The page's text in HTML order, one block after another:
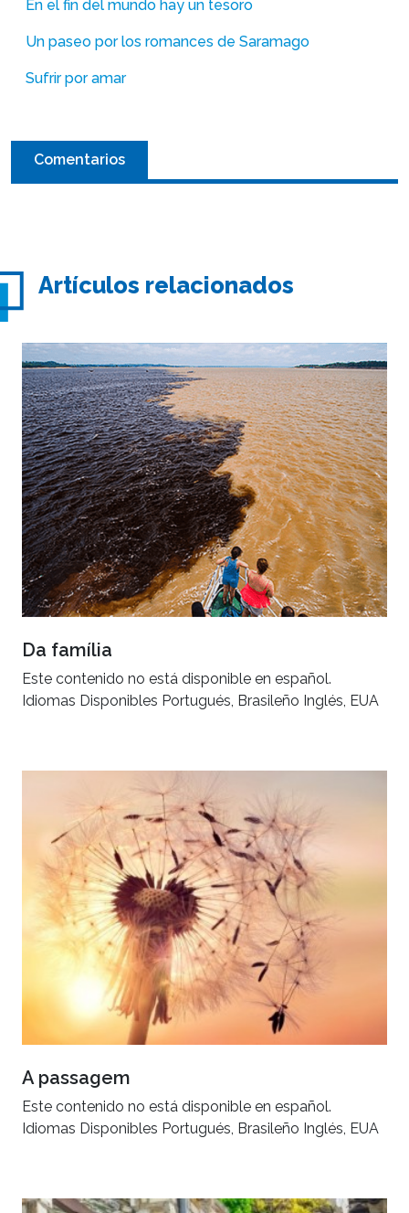
En el fin del mundo hay un tesoro
Un paseo por los romances de Saramago
Sufrir por amar
Comentarios
Artículos relacionados
Da família
Este contenido no está disponible en español.
Idiomas Disponibles Portugués, Brasileño Inglés, EUA
A passagem
Este contenido no está disponible en español.
Idiomas Disponibles Portugués, Brasileño Inglés, EUA